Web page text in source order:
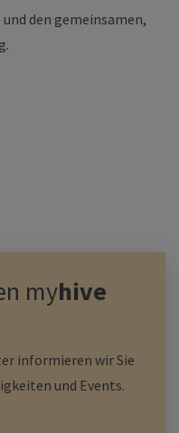
den gemeinsamen,
myhive
informieren wir Sie
und Events.